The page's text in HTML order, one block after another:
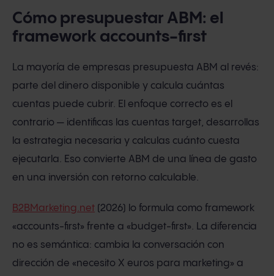
Cómo presupuestar ABM: el
framework accounts-first
La mayoría de empresas presupuesta ABM al revés:
parte del dinero disponible y calcula cuántas
cuentas puede cubrir. El enfoque correcto es el
contrario — identificas las cuentas target, desarrollas
la estrategia necesaria y calculas cuánto cuesta
ejecutarla. Eso convierte ABM de una línea de gasto
en una inversión con retorno calculable.
B2BMarketing.net (2026) lo formula como framework
«accounts-first» frente a «budget-first». La diferencia
no es semántica: cambia la conversación con
dirección de «necesito X euros para marketing» a